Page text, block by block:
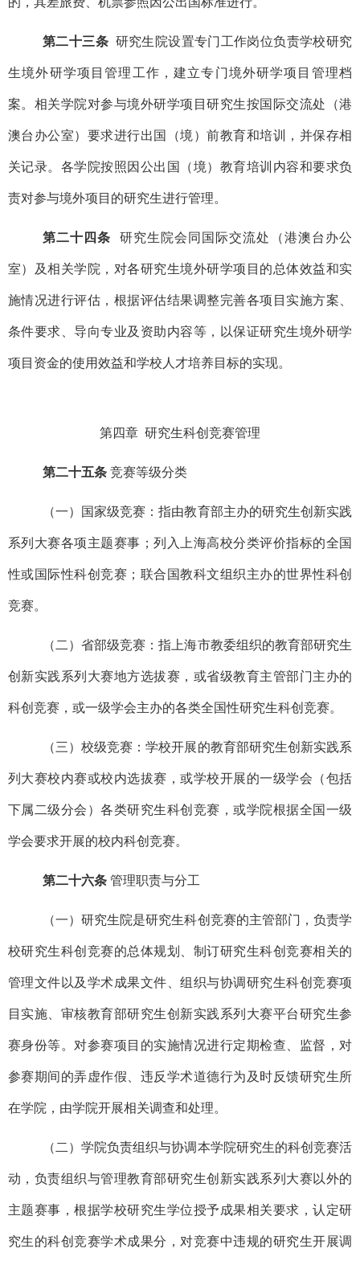
第二十三条 研究生院设置专门工作岗位负责学校研究
生境外研学项目管理工作，建立专门境外研学项目管理档
案。相关学院对参与境外研学项目研究生按国际交流处（港
澳台办公室）要求进行出国（境）前教育和培训，并保存相
关记录。各学院按照因公出国（境）教育培训内容和要求负
责对参与境外项目的研究生进行管理。
第二十四条 研究生院会同国际交流处（港澳台办公
室）及相关学院，对各研究生境外研学项目的总体效益和实
施情况进行评估，根据评估结果调整完善各项目实施方案、
条件要求、导向专业及资助内容等，以保证研究生境外研学
项目资金的使用效益和学校人才培养目标的实现。
第四章 研究生科创竞赛管理
第二十五条 竞赛等级分类
（一）国家级竞赛：指由教育部主办的研究生创新实践
系列大赛各项主题赛事；列入上海高校分类评价指标的全国
性或国际性科创竞赛；联合国教科文组织主办的世界性科创
竞赛。
（二）省部级竞赛：指上海市教委组织的教育部研究生
创新实践系列大赛地方选拔赛，或省级教育主管部门主办的
科创竞赛，或一级学会主办的各类全国性研究生科创竞赛。
（三）校级竞赛：学校开展的教育部研究生创新实践系
列大赛校内赛或校内选拔赛，或学校开展的一级学会（包括
下属二级分会）各类研究生科创竞赛，或学院根据全国一级
学会要求开展的校内科创竞赛。
第二十六条 管理职责与分工
（一）研究生院是研究生科创竞赛的主管部门，负责学
校研究生科创竞赛的总体规划、制订研究生科创竞赛相关的
管理文件以及学术成果文件、组织与协调研究生科创竞赛项
目实施、审核教育部研究生创新实践系列大赛平台研究生参
赛身份等。对参赛项目的实施情况进行定期检查、监督，对
参赛期间的弄虚作假、违反学术道德行为及时反馈研究生所
在学院，由学院开展相关调查和处理。
（二）学院负责组织与协调本学院研究生的科创竞赛活
动，负责组织与管理教育部研究生创新实践系列大赛以外的
主题赛事，根据学校研究生学位授予成果相关要求，认定研
究生的科创竞赛学术成果分，对竞赛中违规的研究生开展调